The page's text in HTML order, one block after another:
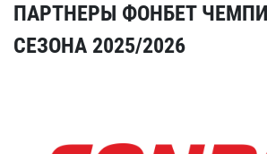
ПАРТНЕРЫ ФОНБЕТ
СЕЗОНА 2025/2026